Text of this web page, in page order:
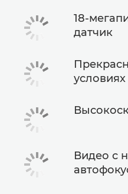
18-
датчик
Видео с